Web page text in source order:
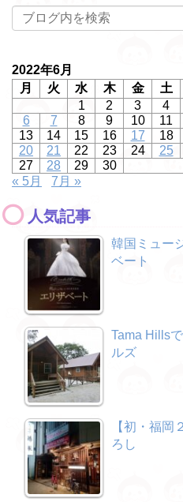
2022年6月
月
火 水 木 金 土
1
2 3 4
6
7 8 9 10 11
13
14 15 16 17 18
20
21 22 23 24 25
27
28 29
30
« 5月
7月 »
人気記事
韓国ミュー
ベート
Tama Hills
ルズ
【初・福岡
ろし